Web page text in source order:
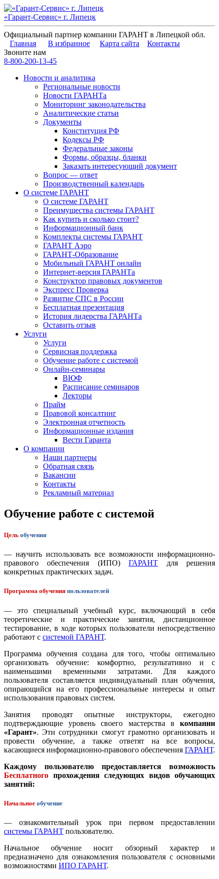
«Гарант-Сервис» г. Липецк
Официальный партнер компании ГАРАНТ в Липецкой обл.
Главная
В избранное Карта сайта
Контакты
Звоните нам
8-800-200-13-45
Новости и аналитика
Региональные новости
Новости ГАРАНТа
Мониторинг законодательства
Аналитические статьи
Документы
Конституция РФ
Кодексы РФ
Федеральные законы
Формы, образцы, бланки
Заказать интересующий документ
Вопрос — ответ
Производственный календарь
О системе ГАРАНТ
О системе ГАРАНТ
Преимущества системы ГАРАНТ
Как купить и сколько стоит?
Информационный банк
Комплекты системы ГАРАНТ
ГАРАНТ Аэро
ГАРАНТ-Образование
Мобильный ГАРАНТ онлайн
Интернет-версия ГАРАНТа
Конструктор правовых документов
Экспресс Проверка
Развитие СПС в России
Бесплатная презентация
История лидерства ГАРАНТа
Оставить отзыв
Услуги
Услуги
Сервисная поддержка
Обучение работе с системой
Онлайн-семинары
ВЮФ
Расписание семинаров
Лекторы
Прайм
Правовой консалтинг
Электронная отчетность
Информационные издания
Вести Гаранта
О компании
Наши партнеры
Обратная связь
Вакансии
Контакты
Рекламный материал
Обучение работе с системой
Цель обучения
— научить использовать все возможности информационно-
правового обеспечения (ИПО)ГАРАНТ для решения
конкретных практических задач.
Программа обучения пользователей
— это специальный учебный курс, включающий в себя
теоретические и практические занятия, дистанционное
тестирование, в ходе которых пользователи непосредственно
работают с системой ГАРАНТ.
Программа обучения создана для того, чтобы оптимально
организовать обучение: комфортно, результативно и с
наименьшими временными затратами. Для каждого
пользователя составляется индивидуальный план обучения,
опирающийся на его профессиональные интересы и опыт
использования правовых систем.
Занятия проводят опытные инструкторы, ежегодно
подтверждающие уровень своего мастерства в компании
«Гарант». Эти сотрудники смогут грамотно организовать и
провести обучение, а также ответят на все вопросы,
касающиеся информационно-правового обеспечения ГАРАНТ.
Каждому пользователю предоставляется возможность
Бесплатного прохождения следующих видов обучающих
занятий:
Начальное обучение
— ознакомительный урок при первом предоставлении
системы ГАРАНТ пользователю.
Начальное обучение носит обзорный характер и
предназначено для ознакомления пользователя с основными
возможностями ИПО ГАРАНТ.